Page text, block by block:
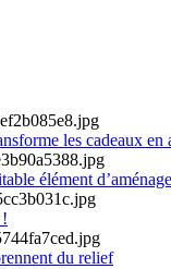
les cadeaux en
élément
du relief